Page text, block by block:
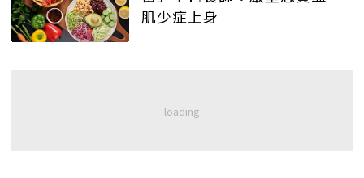
肌少症上身